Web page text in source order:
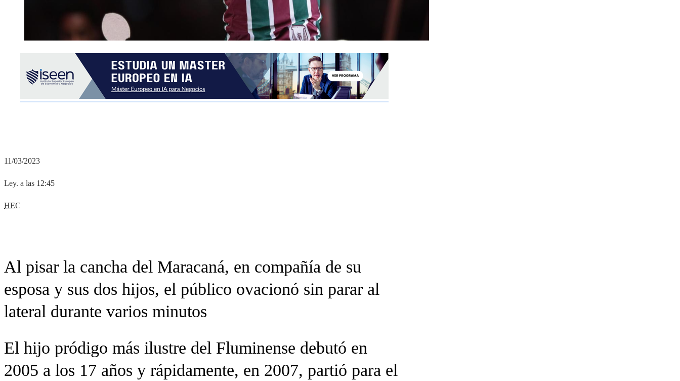
11/03/2023
Ley. a las 12:45
HEC
Al pisar la cancha del Maracaná, en compañía de su
esposa y sus dos hijos, el público ovacionó sin parar al
lateral durante varios minutos
El hijo pródigo más ilustre del Fluminense debutó en
2005 a los 17 años y rápidamente, en 2007, partió para el